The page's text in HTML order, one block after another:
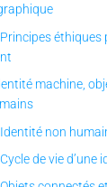
machine,
non
de vie d’une